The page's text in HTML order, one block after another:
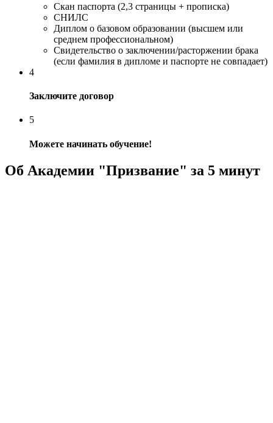
Скан паспорта (2,3 страницы + прописка)
СНИЛС
Диплом о базовом образовании (высшем или
среднем профессиональном)
Свидетельство о заключении/расторжении брака
(если фамилия в дипломе и паспорте не совпадает)
4
Заключите договор
5
Можете начинать обучение!
Об Академии "Призвание" за 5 минут